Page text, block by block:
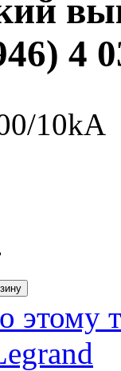
4
10kA
этому